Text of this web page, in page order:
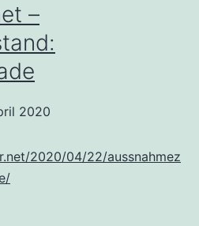
–
2020
2020/04/22/aussnahmez